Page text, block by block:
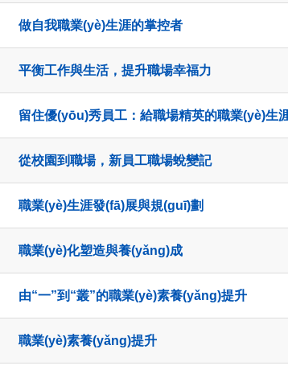
做自我職業(yè)生涯的掌控者
平衡工作與生活，提升職場幸福力
留住優(yōu)秀員工：給職場精英的職業(yè)生
從校園到職場，新員工職場蛻變記
職業(yè)生涯發(fā)展與規(guī)劃
職業(yè)化塑造與養(yǎng)成
由“一”到“叢”的職業(yè)素養(yǎng)提升
職業(yè)素養(yǎng)提升